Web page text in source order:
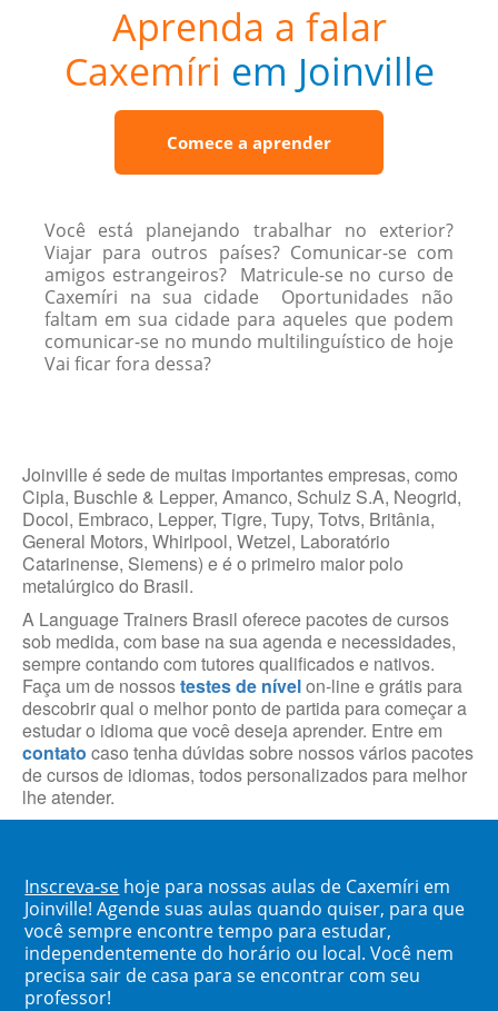
Aprenda a falar
Caxemíri em Joinville
Comece a aprender
Você está planejando trabalhar no exterior?
Viajar para outros países? Comunicar-se com
amigos estrangeiros? Matricule-se no curso de
Caxemíri na sua cidade Oportunidades não
faltam em sua cidade para aqueles que podem
comunicar-se no mundo multilinguístico de hoje
Vai ficar fora dessa?
Joinville é sede de muitas importantes empresas, como
Cipla, Buschle & Lepper, Amanco, Schulz S.A, Neogrid,
Docol, Embraco, Lepper, Tigre, Tupy, Totvs, Britânia,
General Motors, Whirlpool, Wetzel, Laboratório
Catarinense, Siemens) e é o primeiro maior polo
metalúrgico do Brasil.
A Language Trainers Brasil oferece pacotes de cursos
sob medida, com base na sua agenda e necessidades,
sempre contando com tutores qualificados e nativos.
Faça um de nossostestes de nívelon-line e grátis para
descobrir qual o melhor ponto de partida para começar a
estudar o idioma que você deseja aprender. Entre em
contato caso tenha dúvidas sobre nossos vários pacotes
de cursos de idiomas, todos personalizados para melhor
lhe atender.
Inscreva-se hoje para nossas aulas de Caxemíri em
Joinville! Agende suas aulas quando quiser, para que
você sempre encontre tempo para estudar,
independentemente do horário ou local. Você nem
precisa sair de casa para se encontrar com seu
professor!